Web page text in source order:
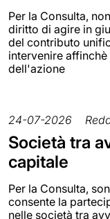
Per la Consulta,
diritto di agire in
del contributo
intervenire
dell'azione
24-07-2026
Società tra
capitale
Per la Consulta,
consente la
nelle società tra